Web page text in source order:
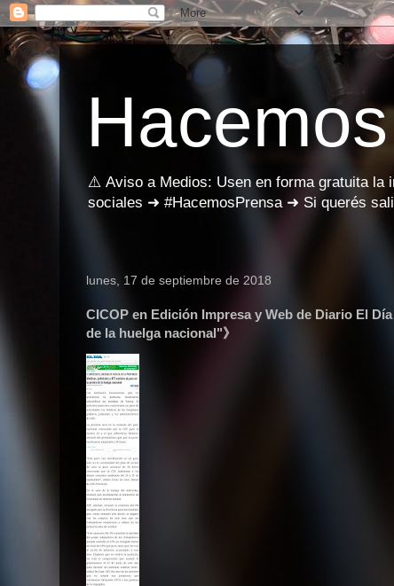
⚠️ Aviso a Medios: Usen en forma gratuita la
sociales ➜ #HacemosPrensa ➜ Si querés
lunes, 17 de septiembre de 2018
CICOP en Edición Impresa y Web de Diario El
de la huelga nacional"》